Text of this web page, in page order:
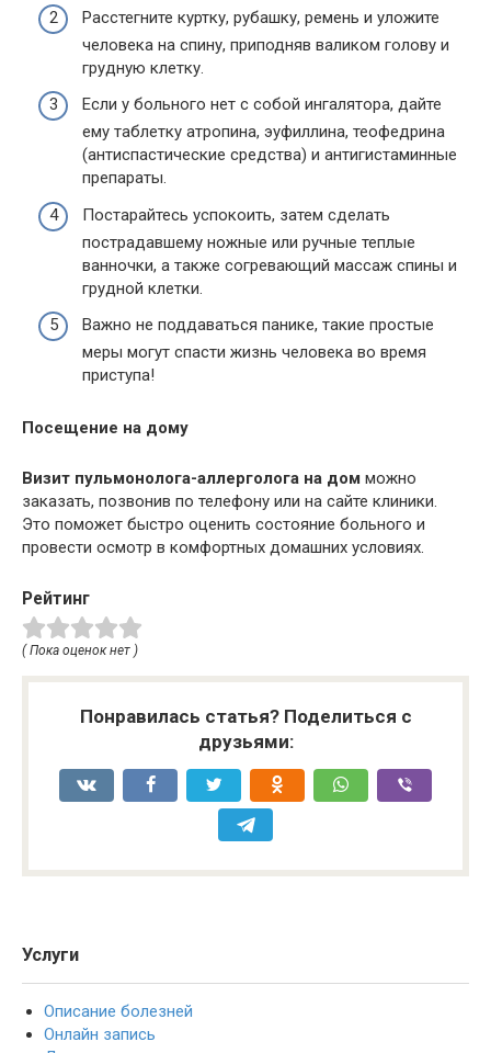
Расстегните куртку, рубашку, ремень и уложите
человека на спину, приподняв валиком голову и
грудную клетку.
Если у больного нет с собой ингалятора, дайте
ему таблетку атропина, эуфиллина, теофедрина
(антиспастические средства) и антигистаминные
препараты.
Постарайтесь успокоить, затем сделать
пострадавшему ножные или ручные теплые
ванночки, а также согревающий массаж спины и
грудной клетки.
Важно не поддаваться панике, такие простые
меры могут спасти жизнь человека во время
приступа!
Посещение на дому
Визит пульмонолога-аллерголога на дом можно
заказать, позвонив по телефону или на сайте клиники.
Это поможет быстро оценить состояние больного и
провести осмотр в комфортных домашних условиях.
Рейтинг
( Пока оценок нет )
Понравилась статья? Поделиться с
друзьями:
Услуги
Описание болезней
Онлайн запись